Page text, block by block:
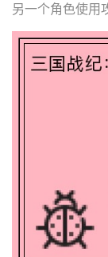
另一个角色使用